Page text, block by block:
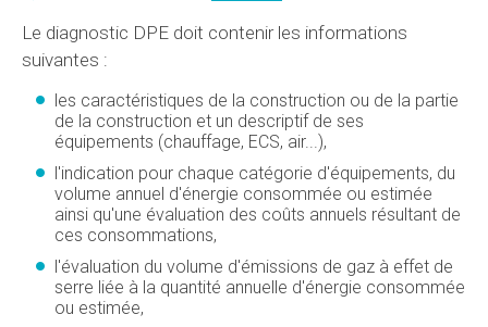
Le diagnostic DPE doit contenir les informations
suivantes :
les caractéristiques de la construction ou de la partie
de la construction et un descriptif de ses
équipements (chauffage, ECS, air...),
l'indication pour chaque catégorie d'équipements, du
volume annuel d'énergie consommée ou estimée
ainsi qu'une évaluation des coûts annuels résultant de
ces consommations,
l'évaluation du volume d'émissions de gaz à effet de
serre liée à la quantité annuelle d'énergie consommée
ou estimée,